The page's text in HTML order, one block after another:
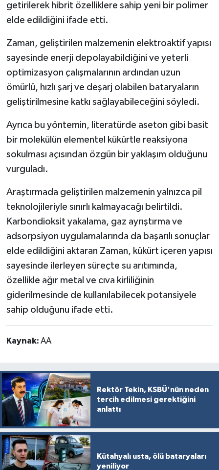
getirilerek hibrit özelliklere sahip yeni bir polimer
elde edildiğini ifade etti.
Zaman, geliştirilen malzemenin elektroaktif yapısı
sayesinde enerji depolayabildiğini ve yeterli
optimizasyon çalışmalarının ardından uzun
ömürlü, hızlı şarj ve deşarj olabilen bataryaların
geliştirilmesine katkı sağlayabileceğini söyledi.
Ayrıca bu yöntemin, literatürde aseton gibi basit
bir molekülün elementel kükürtle reaksiyona
sokulması açısından özgün bir yaklaşım olduğunu
vurguladı.
Araştırmada geliştirilen malzemenin yalnızca pil
teknolojileriyle sınırlı kalmayacağı belirtildi.
Karbondioksit yakalama, gaz ayrıştırma ve
adsorpsiyon uygulamalarında da başarılı sonuçlar
elde edildiğini aktaran Zaman, kükürt içeren yapısı
sayesinde ilerleyen süreçte su arıtımında,
özellikle ağır metal ve cıva kirliliğinin
giderilmesinde de kullanılabilecek potansiyele
sahip olduğunu ifade etti.
Kaynak: AA
Rektör Tekin, KSBÜ'nün neden
tercih edilmesi gerektiğini
anlattı
Kütahyalı usta, ölü bataryaları
yeniliyor
Teknoloji
Türkiye
Video Galeri
Yaşam